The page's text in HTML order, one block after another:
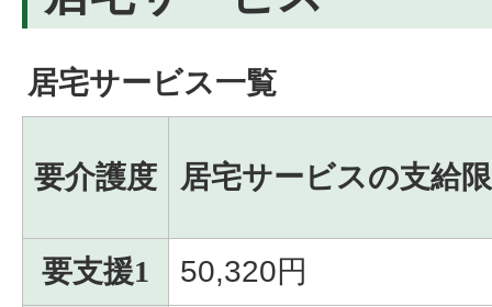
居宅サービス一覧
要介護度 居宅サービスの支給
要支援1
50,320円